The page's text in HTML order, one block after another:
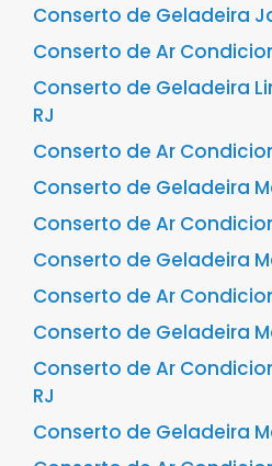
Conserto de Geladeira
Conserto de Ar
Conserto de Geladeira
RJ
Conserto de Ar
Conserto de Geladeira
Conserto de Ar
Conserto de Geladeira
Conserto de Ar
Conserto de Geladeira
Conserto de Ar
RJ
Conserto de Geladeira